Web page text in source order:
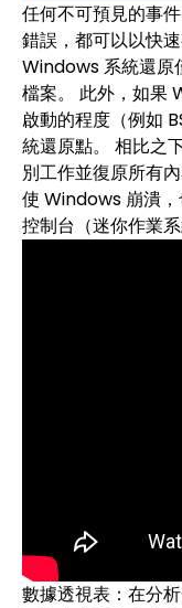
任何不可預見的事
錯誤，都可以以快
Windows 系統還原
檔案。 此外，如果
啟動的程度（例如
統還原點。 相比之
別工作並復原所有
使 Windows 崩潰
控制台（迷你作業系
數據透視表：在分